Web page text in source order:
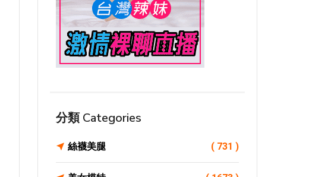
分類 Categories
絲襪美腿 ( 731 )